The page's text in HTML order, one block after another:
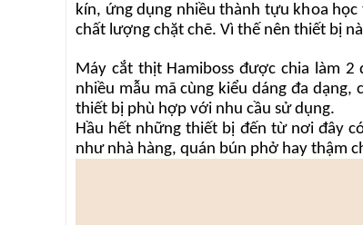
kín, ứng dụng nhiều thành tựu khoa
chất lượng chặt chẽ. Vì thế nên thiết bị
Máy cắt thịt Hamiboss được chia làm
nhiều mẫu mã cùng kiểu dáng đa
thiết bị phù hợp với nhu cầu sử dụng.
Hầu hết những thiết bị đến từ nơi đây
như nhà hàng, quán bún phở hay thậm